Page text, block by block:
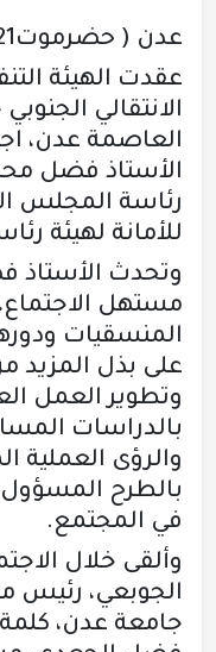
عدن ( حضرموت21 ) خاص
عقدت الهيئة
الانتقالي
العاصمة عدن،
الأستاذ فضل
رئاسة المجلس
للأمانة لهيئة
وتحدث الأستاذ
مستهل
المنسقيات
على بذل المزيد
وتطوير العمل
بالدراسات
والرؤى العملية
بالطرح المسؤول
في المجتمع.
وألقى خلال
الجوبعي، رئيس
جامعة عدن،